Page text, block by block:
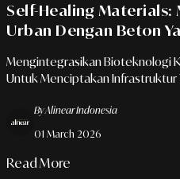
Self-Healing Materials:
Urban Dengan Beton
Mengintegrasikan Bioteknologi
Untuk Menciptakan Infrastruktur
By Alinear Indonesia
01 March 2026
Read More